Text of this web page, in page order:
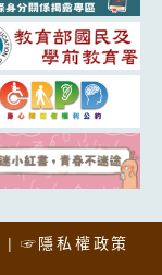
☞隱私權政策